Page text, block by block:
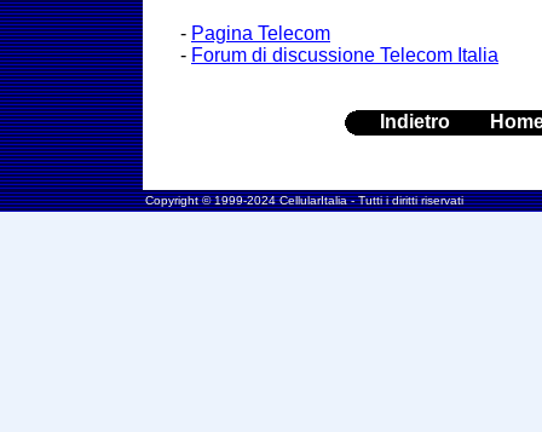
- Pagina Telecom
- Forum di discussione Telecom Italia
Indietro
Copyright © 1999-2024 CellularItalia - Tutti i diritti riservati